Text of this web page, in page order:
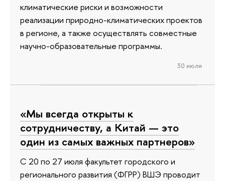
климатические риски и возможности
реализации природно-климатических проектов
в регионе, а также осуществлять совместные
научно-образовательные программы.
30 июля
«Мы всегда открыты к
сотрудничеству, а Китай — это
один из самых важных партнеров»
С 20 по 27 июля факультет городского и
регионального развития (ФГРР) ВШЭ проводит